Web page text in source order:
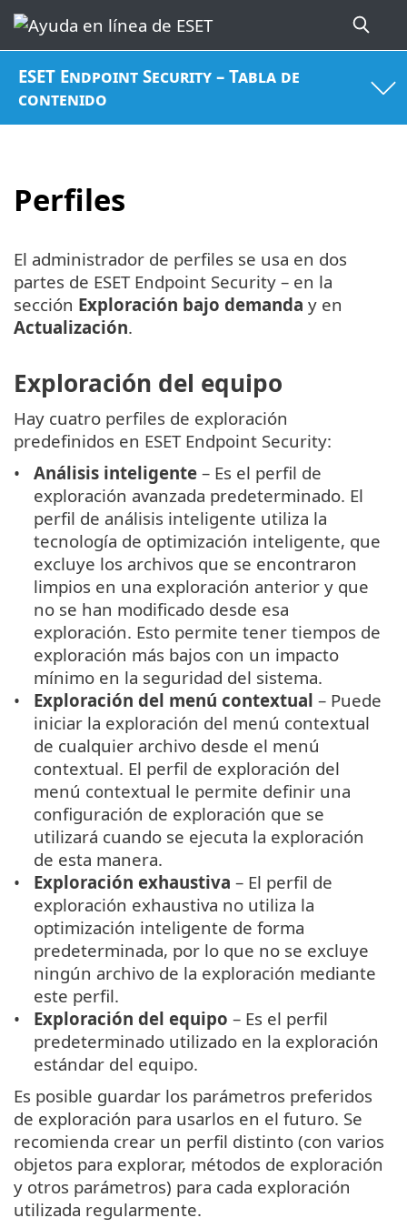
ESET Endpoint Security – Tabla de
contenido
Perfiles
El administrador de perfiles se usa en dos
partes de ESET Endpoint Security – en la
sección Exploración bajo demanda y en
Actualización.
Exploración del equipo
Hay cuatro perfiles de exploración
predefinidos en ESET Endpoint Security:
Análisis inteligente – Es el perfil de
exploración avanzada predeterminado. El
perfil de análisis inteligente utiliza la
tecnología de optimización inteligente, que
excluye los archivos que se encontraron
limpios en una exploración anterior y que
no se han modificado desde esa
exploración. Esto permite tener tiempos de
exploración más bajos con un impacto
mínimo en la seguridad del sistema.
Exploración del menú contextual – Puede
iniciar la exploración del menú contextual
de cualquier archivo desde el menú
contextual. El perfil de exploración del
menú contextual le permite definir una
configuración de exploración que se
utilizará cuando se ejecuta la exploración
de esta manera.
Exploración exhaustiva – El perfil de
exploración exhaustiva no utiliza la
optimización inteligente de forma
predeterminada, por lo que no se excluye
ningún archivo de la exploración mediante
este perfil.
Exploración del equipo – Es el perfil
predeterminado utilizado en la exploración
estándar del equipo.
Es posible guardar los parámetros preferidos
de exploración para usarlos en el futuro. Se
recomienda crear un perfil distinto (con varios
objetos para explorar, métodos de exploración
y otros parámetros) para cada exploración
utilizada regularmente.